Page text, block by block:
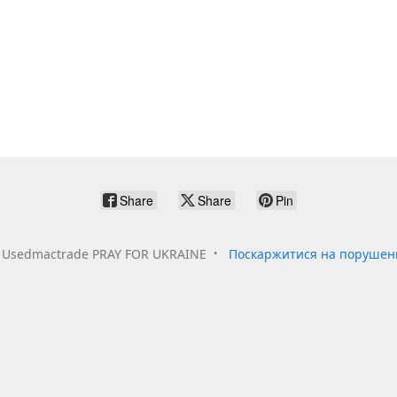
Share Share Pin
Usedmactrade PRAY FOR UKRAINE Поскаржитися на